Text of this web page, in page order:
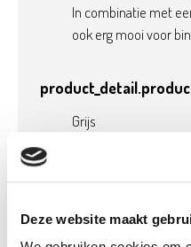
Deze website maakt
In combinatie met
ook erg mooi voor
Grijs